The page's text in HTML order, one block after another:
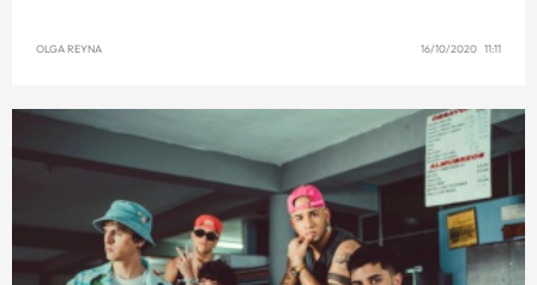
OLGA REYNA 16/10/2020 11:11